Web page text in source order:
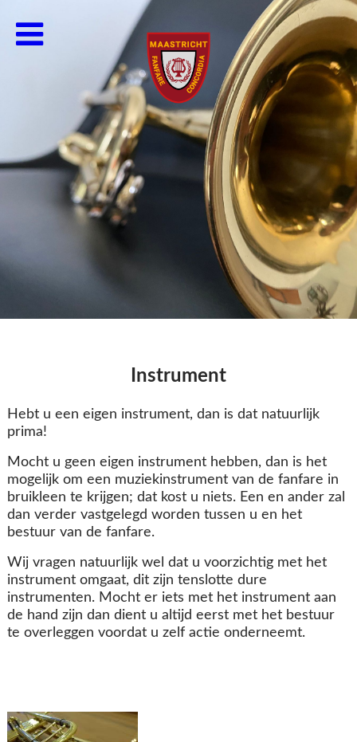
Instrument
Hebt u een eigen instrument, dan is dat natuurlijk
prima!
Mocht u geen eigen instrument hebben, dan is het
mogelijk om een muziekinstrument van de fanfare in
bruikleen te krijgen; dat kost u niets. Een en ander zal
dan verder vastgelegd worden tussen u en het
bestuur van de fanfare.
Wij vragen natuurlijk wel dat u voorzichtig met het
instrument omgaat, dit zijn tenslotte dure
instrumenten. Mocht er iets met het instrument aan
de hand zijn dan dient u altijd eerst met het bestuur
te overleggen voordat u zelf actie onderneemt.